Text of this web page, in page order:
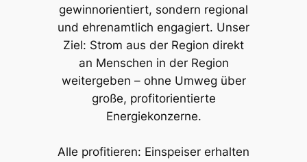
gewinnorientiert, sondern regional
und ehrenamtlich engagiert. Unser
Ziel: Strom aus der Region direkt
an Menschen in der Region
weitergeben – ohne Umweg über
große, profitorientierte
Energiekonzerne.
Alle profitieren: Einspeiser erhalten